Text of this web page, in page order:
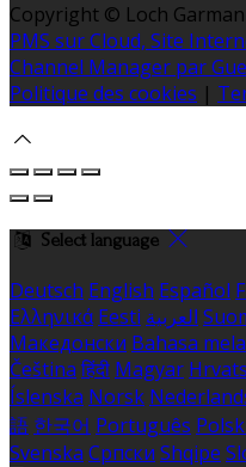
Copyright © Loch
PMS sur Cloud, Site
Channel Manager par
Politique des cookies |
Select language
Deutsch English Español
Ελληνικά Eesti العربية
Македонски Bahasa
Čeština हिंदी Magyar
Íslenska Norsk
語 한국어 Português
Svenska Српски Shqipe